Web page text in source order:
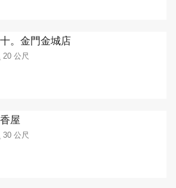
十。金門金城店
20 公尺
屋
30 公尺